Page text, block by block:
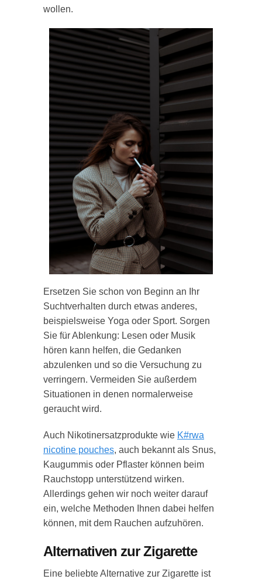
wollen.
Ersetzen Sie schon von Beginn an Ihr
Suchtverhalten durch etwas anderes,
beispielsweise Yoga oder Sport. Sorgen
Sie für Ablenkung: Lesen oder Musik
hören kann helfen, die Gedanken
abzulenken und so die Versuchung zu
verringern. Vermeiden Sie außerdem
Situationen in denen normalerweise
geraucht wird.
Auch Nikotinersatzprodukte wie K#rwa
nicotine pouches, auch bekannt als Snus,
Kaugummis oder Pflaster können beim
Rauchstopp unterstützend wirken.
Allerdings gehen wir noch weiter darauf
ein, welche Methoden Ihnen dabei helfen
können, mit dem Rauchen aufzuhören.
Alternativen zur Zigarette
Eine beliebte Alternative zur Zigarette ist